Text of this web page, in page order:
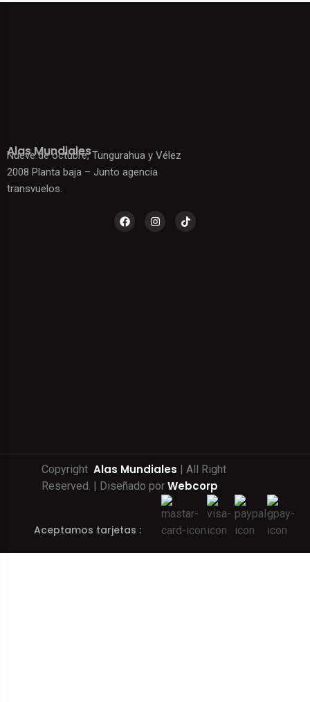
Alas Mundiales
Nueve de octubre, Tungurahua y Vélez
2008 Planta baja – Junto agencia
transvuelos.
Copyright Alas Mundiales | All Right
Reserved. | Diseñado por Webcorp
Aceptamos tarjetas :